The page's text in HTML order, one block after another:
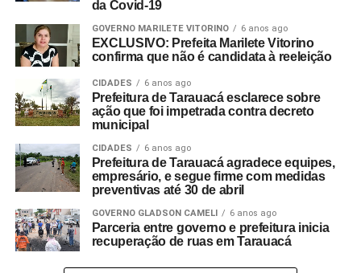
da Covid-19
GOVERNO MARILETE VITORINO 6 anos ago
EXCLUSIVO: Prefeita Marilete Vitorino
confirma que não é candidata à reeleição
CIDADES 6 anos ago
Prefeitura de Tarauacá esclarece sobre
ação que foi impetrada contra decreto
municipal
CIDADES 6 anos ago
Prefeitura de Tarauacá agradece equipes,
empresário, e segue firme com medidas
preventivas até 30 de abril
GOVERNO GLADSON CAMELI 6 anos ago
Parceria entre governo e prefeitura inicia
recuperação de ruas em Tarauacá